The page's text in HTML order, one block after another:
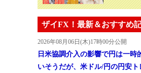
ザイFX！最新＆おすすめ
2026年08月06日(木)17時00分公開
日米協調介入の影響で円は一時
いそうだが、米ドル/円の円安